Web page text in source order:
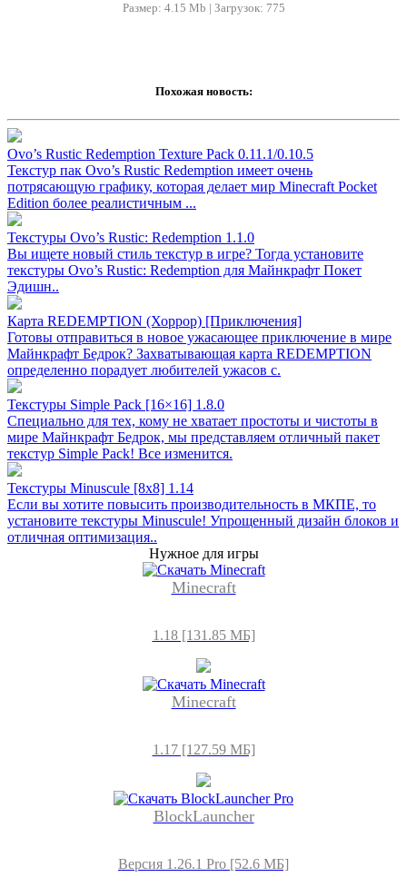
Размер: 4.15 Mb | Загрузок: 775
Похожая новость:
Ovo’s Rustic Redemption Texture Pack 0.11.1/0.10.5
Текстур пак Ovo’s Rustic Redemption имеет очень
потрясающую графику, которая делает мир Minecraft Pocket
Edition более реалистичным ...
Текстуры Ovo’s Rustic: Redemption 1.1.0
Вы ищете новый стиль текстур в игре? Тогда установите
текстуры Ovo’s Rustic: Redemption для Майнкрафт Покет
Эдишн..
Карта REDEMPTION (Хоррор) [Приключения]
Готовы отправиться в новое ужасающее приключение в мире
Майнкрафт Бедрок? Захватывающая карта REDEMPTION
определенно порадует любителей ужасов с.
Текстуры Simple Pack [16×16] 1.8.0
Специально для тех, кому не хватает простоты и чистоты в
мире Майнкрафт Бедрок, мы представляем отличный пакет
текстур Simple Pack! Все изменится.
Текстуры Minuscule [8x8] 1.14
Если вы хотите повысить производительность в МКПЕ, то
установите текстуры Minuscule! Упрощенный дизайн блоков и
отличная оптимизация..
Нужное для игры
Minecraft
1.18 [131.85 МБ]
Minecraft
1.17 [127.59 МБ]
BlockLauncher
Версия 1.26.1 Pro [52.6 МБ]